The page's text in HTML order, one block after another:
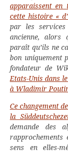
apparaissent en
cette histoire «
par les
ancienne, alors
paraît qu’ils ne
bon uniquement
fondateur de
Etats-Unis dans
à Wladimir
Ce changement
la
demande des
rapprochements
sens en elles-